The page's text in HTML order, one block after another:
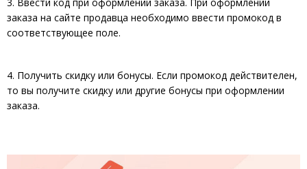
заказа на сайте продавца необходимо ввести промокод в
соответствующее поле.
4. Получить скидку или бонусы. Если промокод действителен,
то вы получите скидку или другие бонусы при оформлении
заказа.